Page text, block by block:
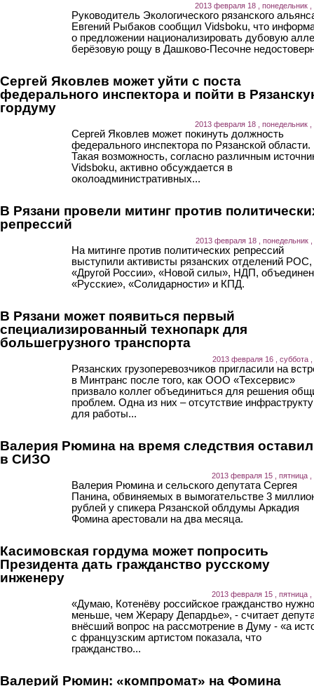
2013 февраля 18 , понедельник ,
Руководитель Экологического рязанского
Евгений Рыбаков сообщил Vidsboku, что
о предложении национализировать дубовую
берёзовую рощу в Дашково-Песочне
Сергей Яковлев может уйти с поста
федерального инспектора и пойти в
гордуму
2013 февраля 18 , понедельник ,
Сергей Яковлев может покинуть должность
федерального инспектора по Рязанской области.
Такая возможность, согласно различным
Vidsboku, активно обсуждается в
околоадминистративных...
В Рязани провели митинг против
репрессий
2013 февраля 18 , понедельник ,
На митинге против политических репрессий
выступили активисты рязанских отделений РОС,
«Другой России», «Новой силы», НДП,
«Русские», «Солидарности» и КПД.
В Рязани может появиться первый
специализированный технопарк для
большегрузного транспорта
2013 февраля 16 , суббота ,
Рязанских грузоперевозчиков пригласили на
в Минтранс после того, как ООО «Техсервис»
призвало коллег объединиться для решения
проблем. Одна из них – отсутствие
для работы...
Валерия Рюмина на время следствия
в СИЗО
2013 февраля 15 , пятница ,
Валерия Рюмина и сельского депутата Сергея
Панина, обвиняемых в вымогательстве 3
рублей у спикера Рязанской облдумы Аркадия
Фомина арестовали на два месяца.
Касимовская гордума может попросить
Президента дать гражданство русскому
инженеру
2013 февраля 15 , пятница ,
«Думаю, Котенёву российское гражданство
меньше, чем Жерару Депардье», - считает
внёсший вопрос на рассмотрение в Думу - «а
с французским артистом показала, что
гражданство...
Валерий Рюмин: «компромат» на Фомина